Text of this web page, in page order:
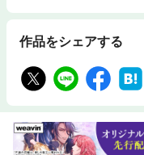
作品をシェアする